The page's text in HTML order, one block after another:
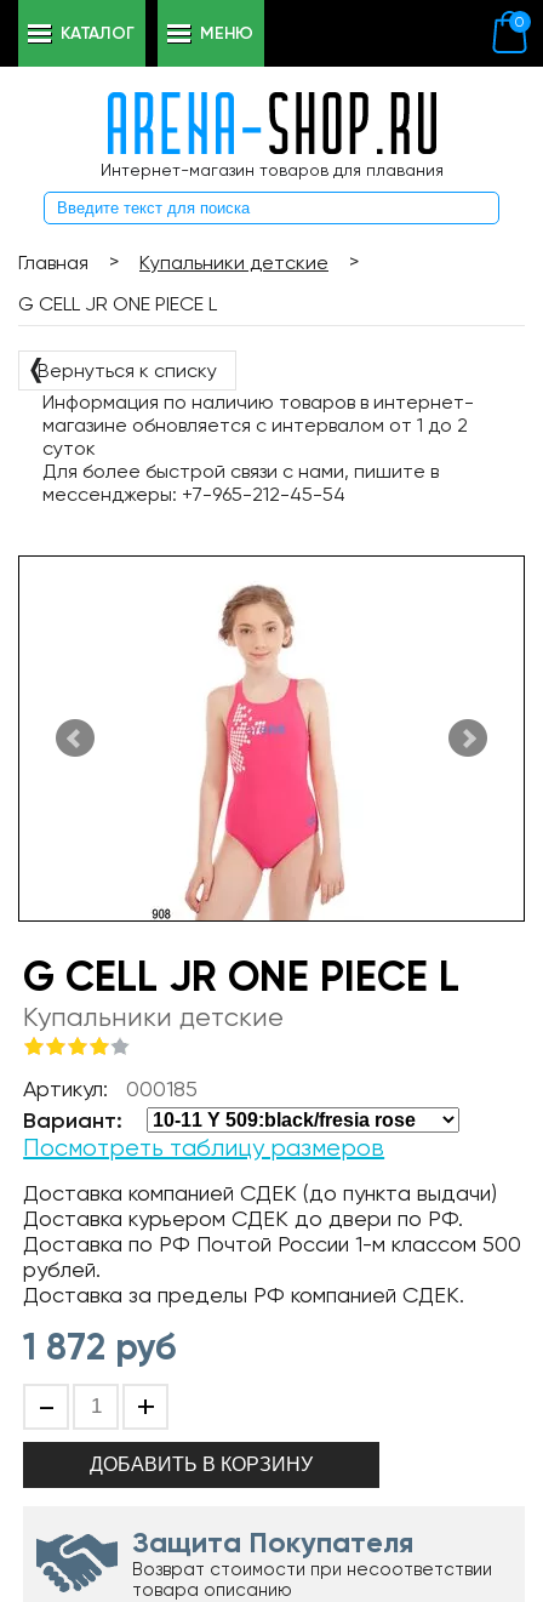
Интернет-магазин товаров для плавания
0
КАТАЛОГ МЕНЮ
Главная > Купальники детские
>
G CELL JR ONE PIECE L
❬Вернуться к списку
Информация по наличию товаров в интернет-
магазине обновляется с интервалом от 1 до 2
суток
Для более быстрой связи с нами, пишите в
мессенджеры: +7-965-212-45-54
G CELL JR ONE PIECE L
Купальники детские
Артикул: 000185
Вариант:
Посмотреть таблицу размеров
Доставка компанией СДЕК (до пункта выдачи)
Доставка курьером СДЕК до двери по РФ.
Доставка по РФ Почтой России 1-м классом 500
рублей.
Доставка за пределы РФ компанией СДЕК.
1 872 руб
- +
Защита Покупателя
Возврат стоимости при несоответствии
товара описанию